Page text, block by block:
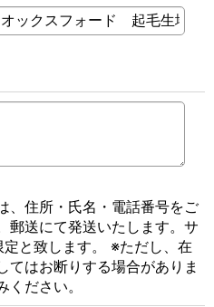
、住所・氏名・電話番号をご
郵送にて発送いたします。サ
と致します。 ※ただし、在
てはお断りする場合がありま
ださい。